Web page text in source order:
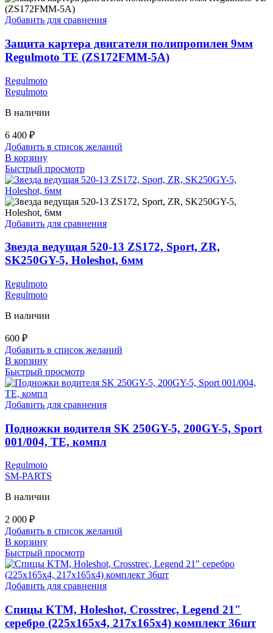
Добавить для сравнения
Защита картера двигателя полипропилен 9мм
Regulmoto TE (ZS172FMM-5A)
Regulmoto
Regulmoto
В наличии
6 400 ₽
Добавить в список желаний
В корзину
Быстрый просмотр
Добавить для сравнения
Звезда ведущая 520-13 ZS172, Sport, ZR,
SK250GY-5, Holeshot, 6мм
Regulmoto
Regulmoto
В наличии
600 ₽
Добавить в список желаний
В корзину
Быстрый просмотр
Добавить для сравнения
Подножки водителя SK 250GY-5, 200GY-5, Sport
001/004, TE, компл
Regulmoto
SM-PARTS
В наличии
2 000 ₽
Добавить в список желаний
В корзину
Быстрый просмотр
Добавить для сравнения
Спицы KTM, Holeshot, Crosstrec, Legend 21″
серебро (225х165х4, 217х165х4) комплект 36шт